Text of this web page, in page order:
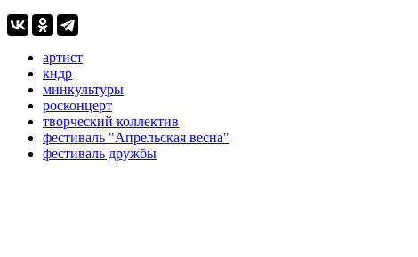
артист
кндр
минкультуры
росконцерт
творческий коллектив
фестиваль "Апрельская весна"
фестиваль дружбы